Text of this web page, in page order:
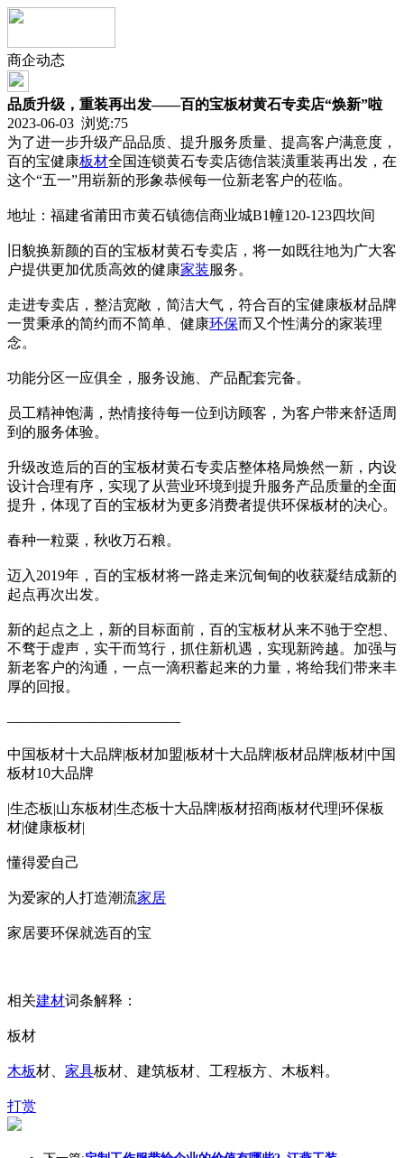
商企动态
品质升级，重装再出发——百的宝板材黄石专卖店“焕新”啦
2023-06-03 浏览:75
为了进一步升级产品品质、提升服务质量、提高客户满意度，
百的宝健康板材全国连锁黄石专卖店德信装潢重装再出发，在
这个“五一”用崭新的形象恭候每一位新老客户的莅临。
地址：福建省莆田市黄石镇德信商业城B1幢120-123四坎间
旧貌换新颜的百的宝板材黄石专卖店，将一如既往地为广大客
户提供更加优质高效的健康家装服务。
走进专卖店，整洁宽敞，简洁大气，符合百的宝健康板材品牌
一贯秉承的简约而不简单、健康环保而又个性满分的家装理
念。
功能分区一应俱全，服务设施、产品配套完备。
员工精神饱满，热情接待每一位到访顾客，为客户带来舒适周
到的服务体验。
升级改造后的百的宝板材黄石专卖店整体格局焕然一新，内设
设计合理有序，实现了从营业环境到提升服务产品质量的全面
提升，体现了百的宝板材为更多消费者提供环保板材的决心。
春种一粒粟，秋收万石粮。
迈入2019年，百的宝板材将一路走来沉甸甸的收获凝结成新的
起点再次出发。
新的起点之上，新的目标面前，百的宝板材从来不驰于空想、
不骛于虚声，实干而笃行，抓住新机遇，实现新跨越。加强与
新老客户的沟通，一点一滴积蓄起来的力量，将给我们带来丰
厚的回报。
————————————
中国板材十大品牌|板材加盟|板材十大品牌|板材品牌|板材|中国
板材10大品牌
|生态板|山东板材|生态板十大品牌|板材招商|板材代理|环保板
材|健康板材|
懂得爱自己
为爱家的人打造潮流家居
家居要环保就选百的宝
相关建材词条解释：
板材
木板材、 家具板材、建筑板材、工程板方、木板料。
打赏